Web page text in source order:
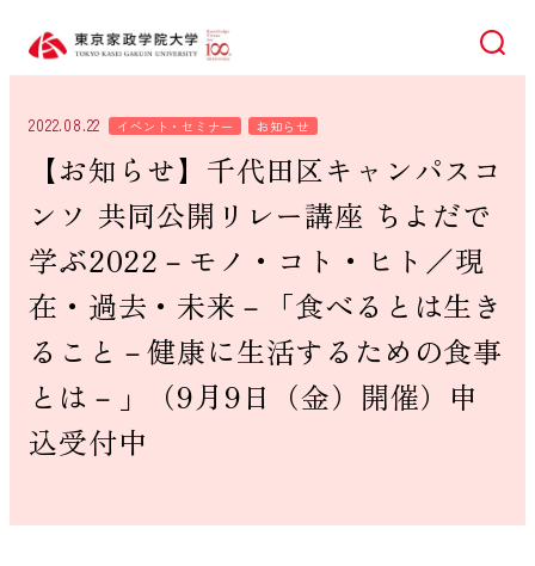
検索
2022.08.22 イベント・セミナー お知らせ
【お知らせ】千代田区キャンパスコ
ンソ 共同公開リレー講座 ちよだで
学ぶ2022－モノ・コト・ヒト／現
在・過去・未来－「食べるとは生き
ること－健康に生活するための食事
とは－」（9月9日（金）開催）申
込受付中